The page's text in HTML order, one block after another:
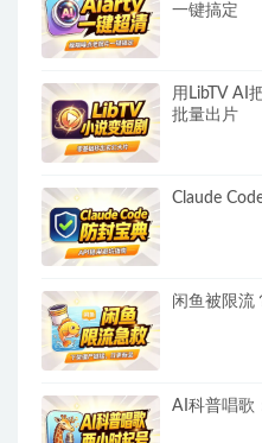
一键搞定
用LibTV AI
批量出片
Claude
闲鱼被限流
AI科普唱歌